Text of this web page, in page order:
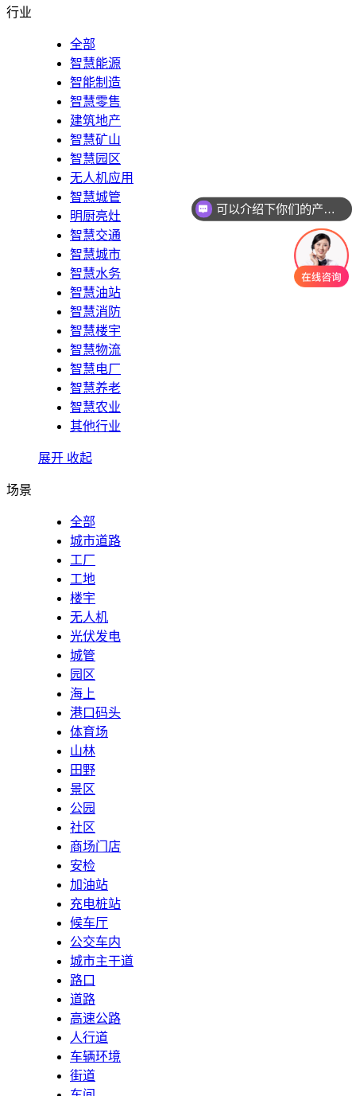
行业
全部
智慧能源
智能制造
智慧零售
建筑地产
智慧矿山
智慧园区
无人机应用
智慧城管
明厨亮灶
智慧交通
智慧城市
智慧水务
智慧油站
智慧消防
智慧楼宇
智慧物流
智慧电厂
智慧养老
智慧农业
其他行业
展开 收起
场景
全部
城市道路
工厂
工地
楼宇
无人机
光伏发电
城管
园区
海上
港口码头
体育场
山林
田野
景区
公园
社区
商场门店
安检
加油站
充电桩站
候车厅
公交车内
城市主干道
路口
道路
高速公路
人行道
车辆环境
街道
可以介绍下你们的产品么